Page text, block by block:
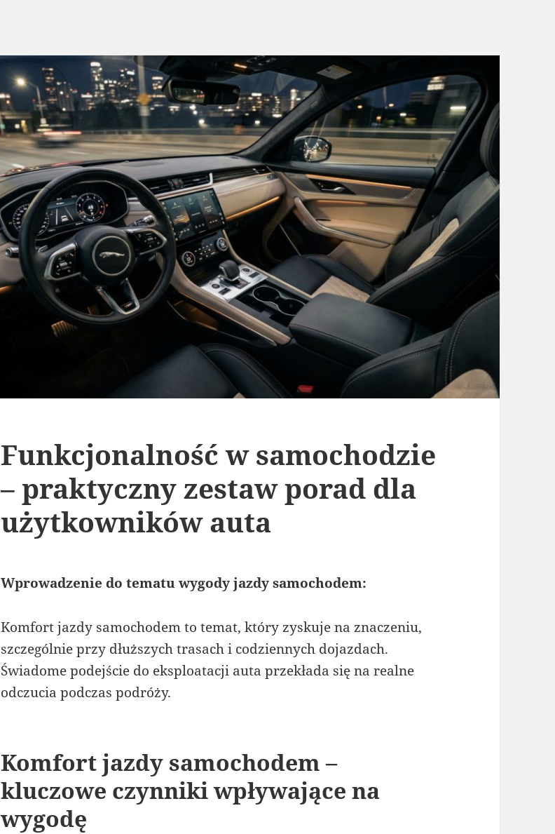
Funkcjonalność w samochodzie
– praktyczny zestaw porad dla
użytkowników auta
Wprowadzenie do tematu wygody jazdy samochodem:
Komfort jazdy samochodem to temat, który zyskuje na znaczeniu,
szczególnie przy dłuższych trasach i codziennych dojazdach.
Świadome podejście do eksploatacji auta przekłada się na realne
odczucia podczas podróży.
Komfort jazdy samochodem –
kluczowe czynniki wpływające na
wygodę